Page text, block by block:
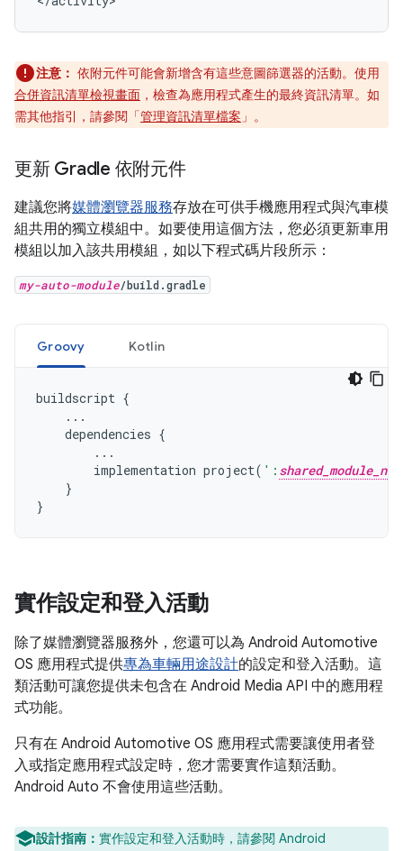
注意： 依附元件可能會新增含有這些意圖篩選器的活動。使用
合併資訊清單檢視畫面 ，檢查為應用程式產生的最終資訊清單。如
需其他指引，請參閱「管理資訊清單檔案 」。
更新 Gradle 依附元件
建議您將媒體瀏覽器服務存放在可供手機應用程式與汽車模
組共用的獨立模組中。如要使用這個方法，您必須更新車用
模組以加入該共用模組，如以下程式碼片段所示：
my-auto-module/build.gradle
Groovy Kotlin
buildscript {
...
dependencies {
...
implementation project( ':
}
}
實作設定和登入活動
除了媒體瀏覽器服務外，您還可以為 Android Automotive
OS 應用程式提供專為車輛用途設計的設定和登入活動。這
類活動可讓您提供未包含在 Android Media API 中的應用程
式功能。
只有在 Android Automotive OS 應用程式需要讓使用者登
入或指定應用程式設定時，您才需要實作這類活動。
Android Auto 不會使用這些活動。
設計指南： 實作設定和登入活動時，請參閱 Android